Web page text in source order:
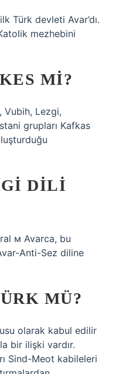
Türk devleti Avar’dı.
mezhebini
MI?
Vubih, Lezgi,
grupları Kafkas
DILI
м Avarca, bu
Anti-Sez diline
MÜ?
olarak kabul edilir
bir ilişki vardır.
Sind-Meot kabileleri